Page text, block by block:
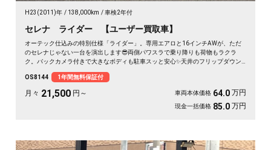
H23(2011)年 138,000km 車検2年付
セレナ ライダー 【ユーザー買取車】
オーテック仕込みの特別仕様「ライダー」。専用エアロと16インチAWが、ただ
のセレナじゃない一台を演出します😎両側パワスラで乗り降りも荷物もラクラ
ク。バックカメラ付きで大きなボディも駐車スッと安心✨天井のフリップダウン
一台で楽しさ倍増です🎵月々21500〜で手が届く特別グレード。走り出しが待ち
遠しくなる、《1年保証付》👑
OS8144 1年間無料保証付
月々 21,500 円～ 車両本体価格 64.0 万円
現金一括価格 85.0 万円